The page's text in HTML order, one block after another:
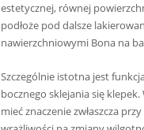
estetycznej, równej
podłoże pod dalsze
nawierzchniowymi Bona na
Szczególnie istotna jest
bocznego sklejania się
mieć znaczenie zwłaszcza